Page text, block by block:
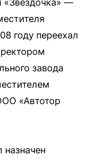
году переехал
завода
«Автотор
назначен